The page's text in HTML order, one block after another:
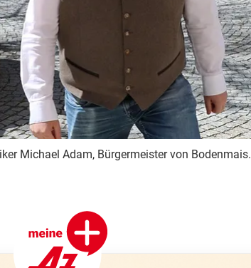
Michael Adam, Bürgermeister von Bodenmais.